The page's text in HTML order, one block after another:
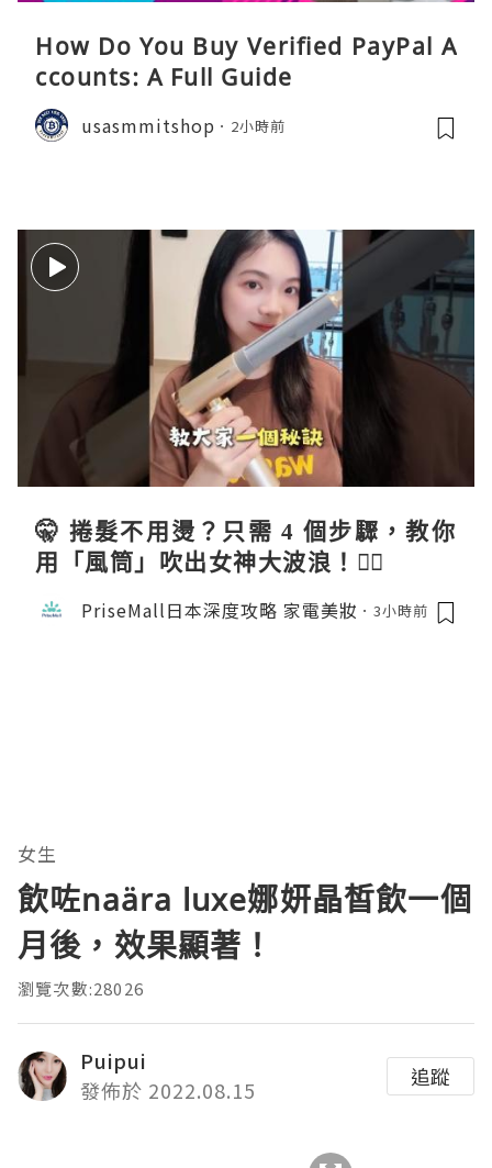
How Do You Buy Verified PayPal A
ccounts: A Full Guide
usasmmitshop 2小時前
🤫 捲髮不用燙？只需 4 個步驟，教你
用「風筒」吹出女神大波浪！💇‍♀️
PriseMall日本深度攻略 家電美妝 3小時前
女生
飲咗naära luxe娜妍晶皙飲一個
月後，效果顯著！
瀏覽次數:28026
Puipui
發佈於 2022.08.15
追蹤